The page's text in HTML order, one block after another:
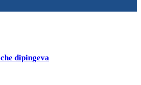
dipingeva